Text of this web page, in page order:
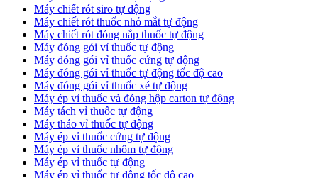
​Máy chiết rót siro tự động
​Máy chiết rót thuốc nhỏ mắt tự động
​Máy chiết rót đóng nắp thuốc tự động
​Máy đóng gói vỉ thuốc tự động
Máy đóng gói vỉ thuốc cứng tự động
Máy đóng gói vỉ thuốc tự động tốc độ cao
Máy đóng gói vỉ thuốc xé tự động
​Máy ép vỉ thuốc và đóng hộp carton tự động
​Máy tách vỉ thuốc tự động
​Máy tháo vỉ thuốc tự động
​Máy ép vỉ thuốc cứng tự động
Máy ép vỉ thuốc nhôm tự động
Máy ép vỉ thuốc tự động​
​Máy ép vỉ thuốc tự động tốc độ cao